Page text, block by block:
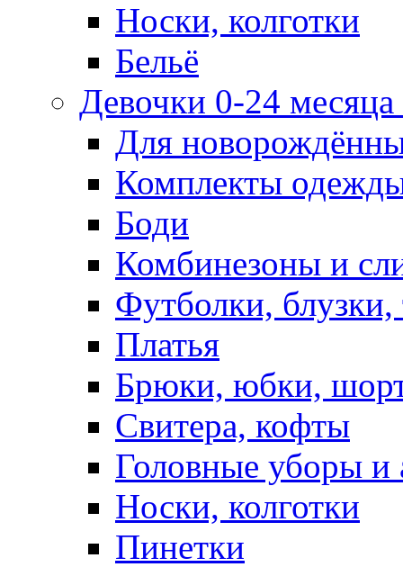
Носки, колготки
Бельё
Девочки 0-24
Для
Комплекты
Боди
Комбинезоны и
Футболки,
Платья
Брюки, юбки,
Свитера, кофты
Головные уборы и
Носки, колготки
Пинетки